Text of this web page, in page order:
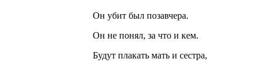
Он убит был позавчера.
Он не понял, за что и кем.
Будут плакать мать и сестра,